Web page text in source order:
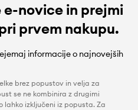
e-novice in prejmi
prvem nakupu.
informacije o najnovejših
brez popustov in velja za
se ne kombinira z drugimi
lahko izključeni iz popusta. Za